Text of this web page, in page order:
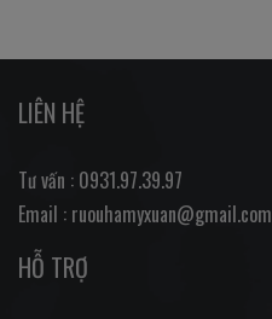
LIÊN HỆ
Tư vấn : 0931.97.39.97
Email : ruouhamyxuan@gmail.com
HỖ TRỢ